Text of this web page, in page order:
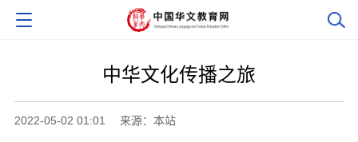
中华文化传播之旅
2022-05-02 01:01 来源：本站